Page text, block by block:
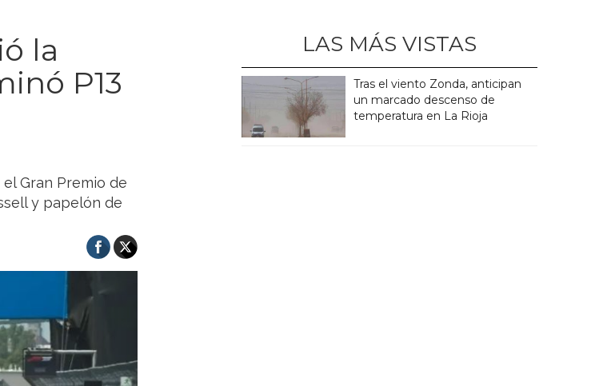
la
P13
Gran Premio de
y papelón de
LAS MÁS VISTAS
Tras el viento Zonda, anticipan
un marcado descenso de
temperatura en La Rioja